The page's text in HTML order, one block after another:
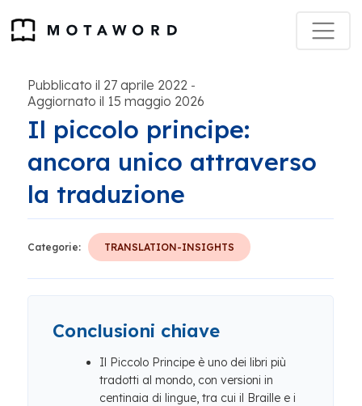
Pubblicato il 27 aprile 2022 -
Aggiornato il 15 maggio 2026
Il piccolo principe:
ancora unico attraverso
la traduzione
Categorie: TRANSLATION-INSIGHTS
Conclusioni chiave
Il Piccolo Principe è uno dei libri più
tradotti al mondo, con versioni in
centinaia di lingue, tra cui il Braille e i